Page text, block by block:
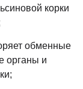
корки
обменные
органы и